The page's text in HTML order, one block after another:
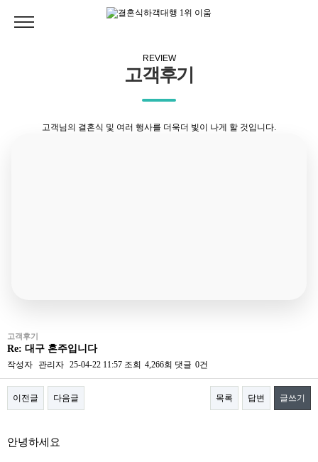
REVIEW
고객후기
고객님의 결혼식 및 여러 행사를 더욱더 빛이 나게 할 것입니다.
고객후기
Re: 대구 혼주입니다
작성자 관리자 25-04-22 11:57 조회 4,266회 댓글 0건
이전글 다음글 목록 답변 글쓰기
안녕하세요